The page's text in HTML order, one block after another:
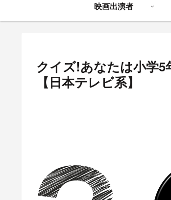
映画出演者
クイズ!あなたは小学
【日本テレビ系】